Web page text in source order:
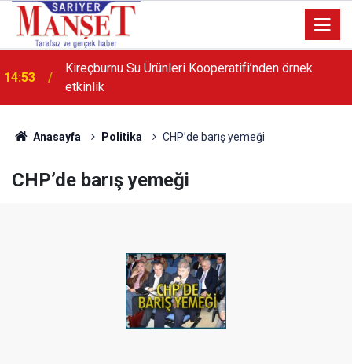
21:55 Poligon Muhtarı Karip’ten dönüşüm açıklaması
Anasayfa Politika CHP’de barış yemeği
CHP’de barış yemeği